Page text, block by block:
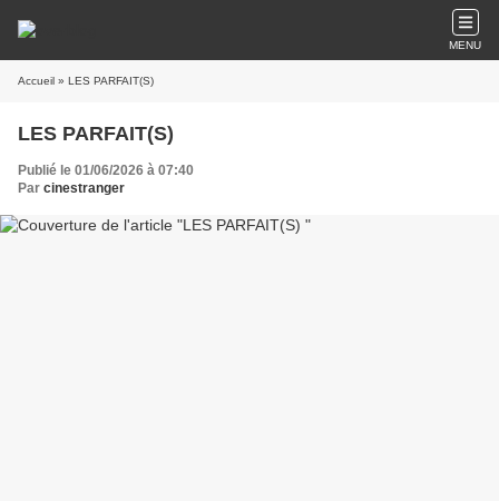
MENU
Accueil » LES PARFAIT(S)
LES PARFAIT(S)
Publié le 01/06/2026 à 07:40
Par cinestranger